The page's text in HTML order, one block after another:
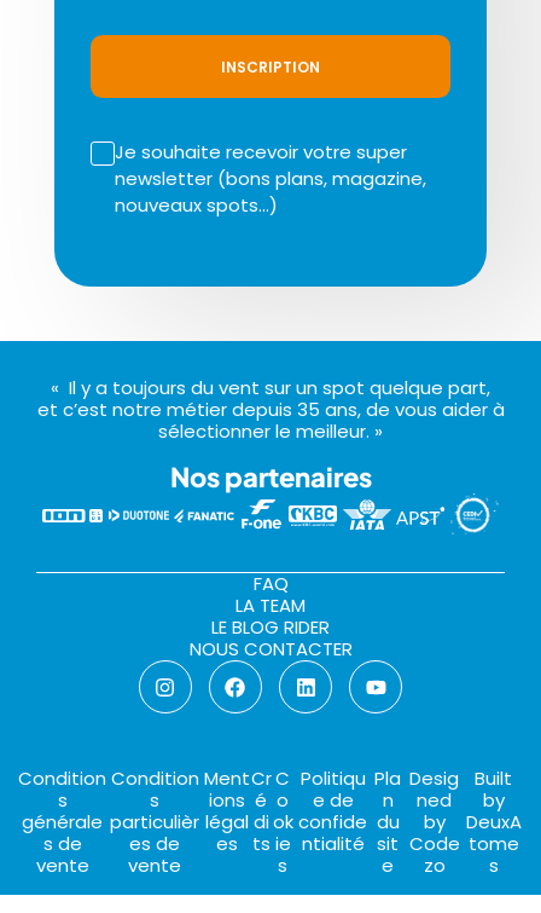
INSCRIPTION
Je souhaite recevoir votre super
newsletter (bons plans, magazine,
nouveaux spots…)
« Il y a toujours du vent sur un spot quelque part,
et c’est notre métier depuis 35 ans, de vous aider à
sélectionner le meilleur. »
Nos partenaires
FAQ
LA TEAM
LE BLOG RIDER
NOUS CONTACTER
Condition
s
générale
s de
vente
Condition
s
particulièr
es de
vente
Ment
ions
légal
es
Cr
é
di
ts
C
o
ok
ie
s
Politiqu
e de
confide
ntialité
Pla
n
du
sit
e
Desig
ned
by
Code
zo
Built
by
DeuxA
tome
s